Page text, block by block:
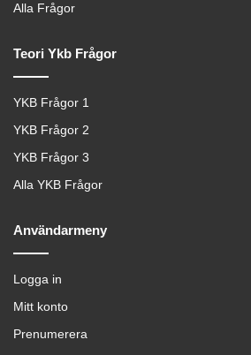
Alla Frågor
Teori Ykb Frågor
YKB Frågor 1
YKB Frågor 2
YKB Frågor 3
Alla YKB Frågor
Användarmeny
Logga in
Mitt konto
Prenumerera